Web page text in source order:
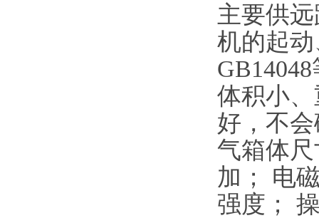
主要供
机的起
体积小
好，不
气箱体
加； 电
强度；